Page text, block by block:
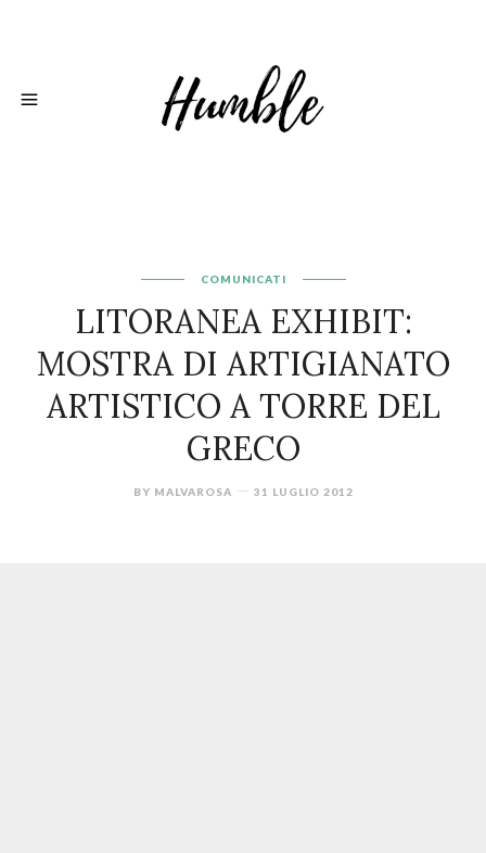
COMUNICATI
LITORANEA EXHIBIT:
MOSTRA DI ARTIGIANATO
ARTISTICO A TORRE DEL
GRECO
BY MALVAROSA 31 LUGLIO 2012